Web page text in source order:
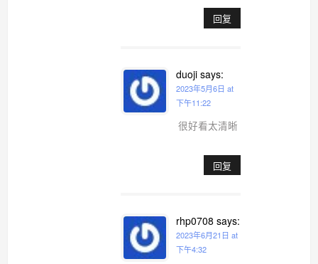
回复
duoji says:
2023年5月6日 at
下午11:22
很好看太清晰
回复
rhp0708 says:
2023年6月21日 at
下午4:32